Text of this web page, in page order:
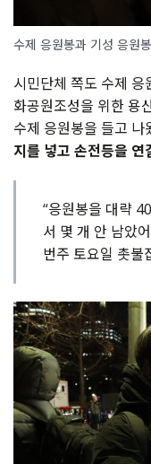
수제 응원봉과 기성 응원
시민단체 쪽도 수제 응
화공원조성을 위한 용
수제 응원봉을 들고 나
지를 넣고 손전등을 연
“응원봉을 대략
서 몇 개 안 남았
번주 토요일 촛불